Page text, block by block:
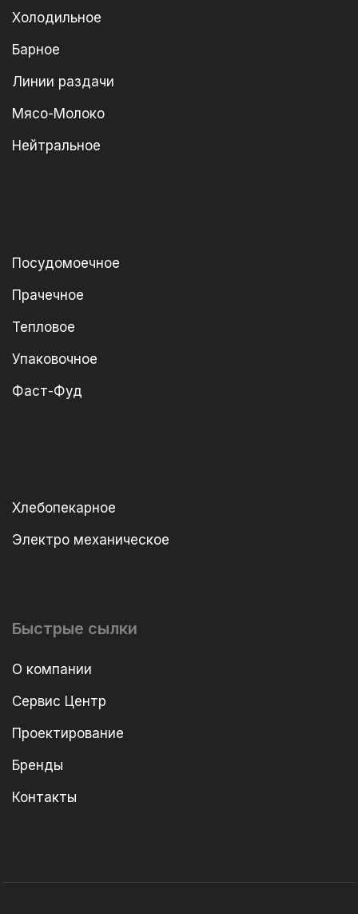
Холодильное
Барное
Линии раздачи
Мясо-Молоко
Нейтральное
Посудомоечное
Прачечное
Тепловое
Упаковочное
Фаст-Фуд
Хлебопекарное
Электро механическое
Быстрые сылки
О компании
Сервис Центр
Проектирование
Бренды
Контакты